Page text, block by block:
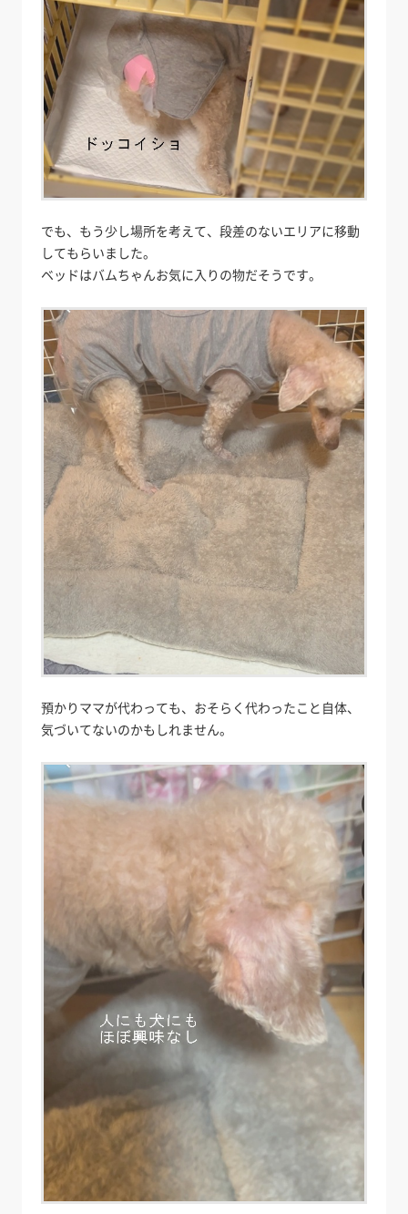
でも、もう少し場所を考えて、段差のないエリアに移動
してもらいました。
ベッドはバムちゃんお気に入りの物だそうです。
預かりママが代わっても、おそらく代わったこと自体、
気づいてないのかもしれません。